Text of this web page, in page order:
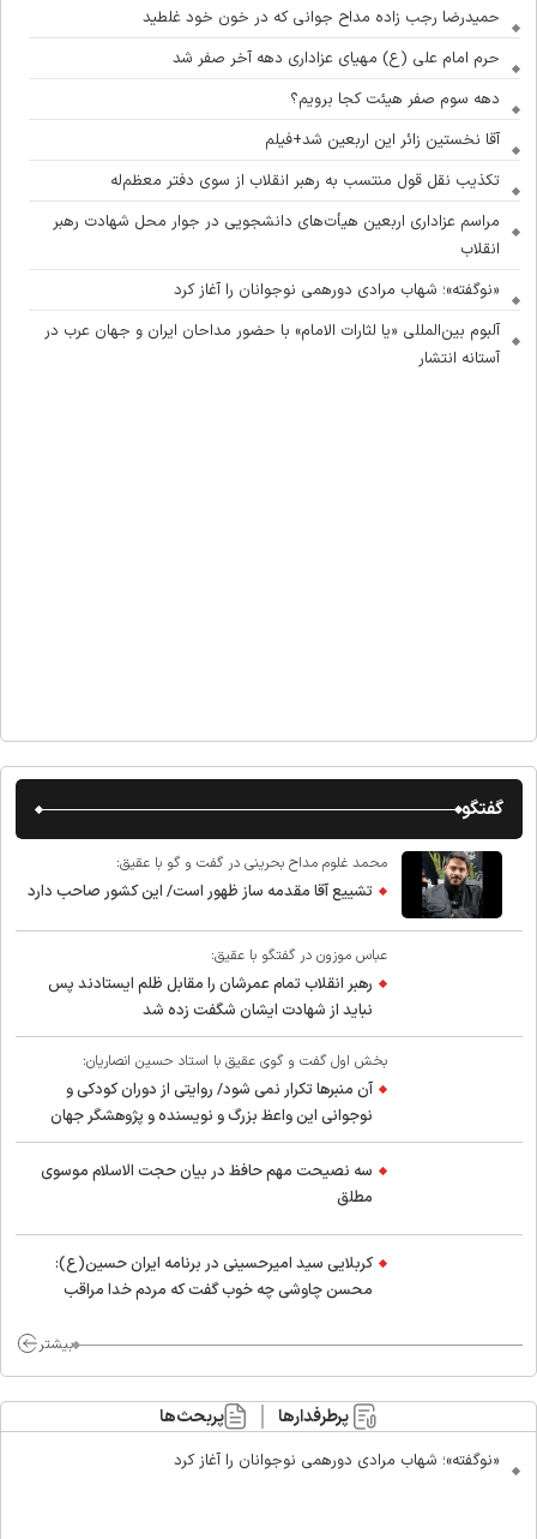
حمیدرضا رجب زاده مداح جوانی که در خون خود غلطید
حرم امام علی (ع) مهیای عزاداری دهه آخر صفر شد
دهه سوم صفر هیئت کجا برویم؟
آقا نخستین زائر این اربعین شد+فیلم
تکذیب نقل قول منتسب به رهبر انقلاب از سوی دفتر معظم‌له
مراسم عزاداری اربعین هیأت‌های دانشجویی در جوار محل شهادت رهبر
انقلاب
«نوگفته»؛ شهاب مرادی دورهمی نوجوانان را آغاز کرد
آلبوم بین‌المللی «یا لثارات الامام» با حضور مداحان ایران و جهان عرب در
آستانه انتشار
گفتگو
محمد غلوم مداح بحرینی در گفت و گو با عقیق:
تشییع آقا مقدمه ساز ظهور است/ این کشور صاحب دارد
عباس موزون در گفتگو با عقیق:
رهبر انقلاب تمام عمرشان را مقابل ظلم ایستادند پس
نباید از شهادت ایشان شگفت زده شد
بخش اول گفت و گوی عقیق با استاد حسین انصاریان:
آن منبرها تکرار نمی شود/ روایتی از دوران کودکی و
نوجوانی این واعظ بزرگ و نویسنده و پژوهشگر جهان
اسلام
سه نصیحت مهم حافظ در بیان حجت الاسلام موسوی
مطلق
کربلایی سید امیر‌حسینی در برنامه ایران حسین(ع):
محسن چاوشی چه خوب گفت که مردم خدا مراقب
بیشتر
پرطرفدارها پربحث‌ها
«نوگفته»؛ شهاب مرادی دورهمی نوجوانان را آغاز کرد